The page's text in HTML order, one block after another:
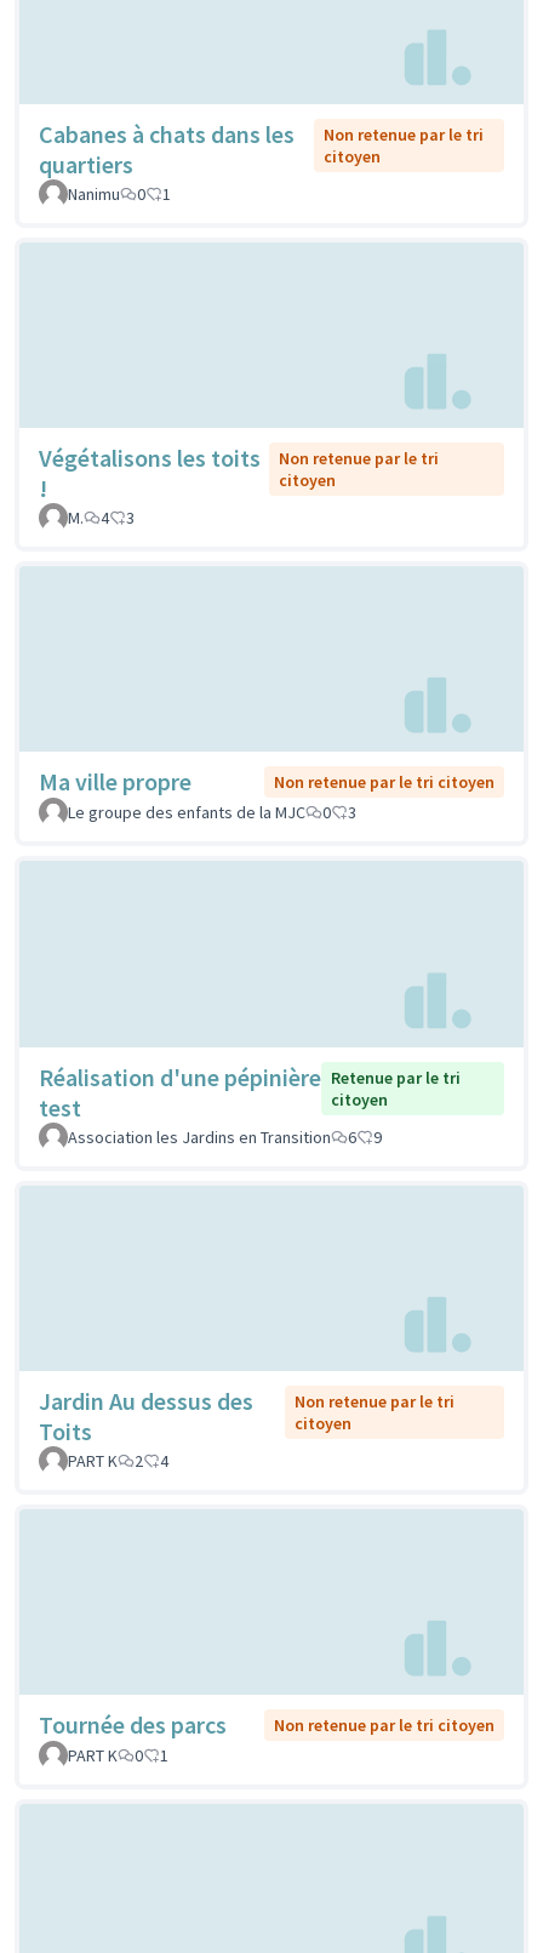
Cabanes à chats dans les
quartiers
Non retenue par le tri
citoyen
Nanimu
0 1
Végétalisons les toits
!
Non retenue par le tri
citoyen
M.
4 3
Ma ville propre
Non retenue par le tri citoyen
Le groupe des enfants de la MJC
0 3
Réalisation d'une pépinière
test
Retenue par le tri
citoyen
Association les Jardins en Transition
6 9
Jardin Au dessus des
Toits
Non retenue par le tri
citoyen
PART K
2 4
Tournée des parcs
Non retenue par le tri citoyen
PART K
0 1